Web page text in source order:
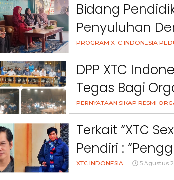
Bidang
Penyuluhan
Peran Orang
Kesehatan
PROGRAM XTC INDONESIA
DPP XTC
Tegas Bagi
Nama, Logo,
Kami Tanpa
PERNYATAAN SIKAP RESMI
Terkait “XTC
Pendiri :
Melanggar
XTC INDONESIA 5 Agustus